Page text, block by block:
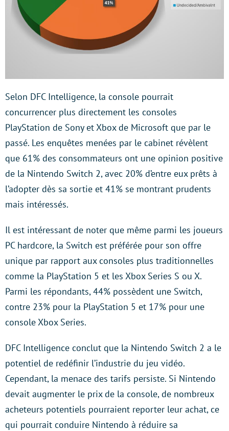
Selon DFC Intelligence, la console pourrait
concurrencer plus directement les consoles
PlayStation de Sony et Xbox de Microsoft que par le
passé. Les enquêtes menées par le cabinet révèlent
que 61% des consommateurs ont une opinion positive
de la Nintendo Switch 2, avec 20% d’entre eux prêts à
l’adopter dès sa sortie et 41% se montrant prudents
mais intéressés.
Il est intéressant de noter que même parmi les joueurs
PC hardcore, la Switch est préférée pour son offre
unique par rapport aux consoles plus traditionnelles
comme la PlayStation 5 et les Xbox Series S ou X.
Parmi les répondants, 44% possèdent une Switch,
contre 23% pour la PlayStation 5 et 17% pour une
console Xbox Series.
DFC Intelligence conclut que la Nintendo Switch 2 a le
potentiel de redéfinir l’industrie du jeu vidéo.
Cependant, la menace des tarifs persiste. Si Nintendo
devait augmenter le prix de la console, de nombreux
acheteurs potentiels pourraient reporter leur achat, ce
qui pourrait conduire Nintendo à réduire sa